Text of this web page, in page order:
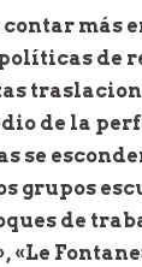
más
de
de la
se
grupos
de
«Le